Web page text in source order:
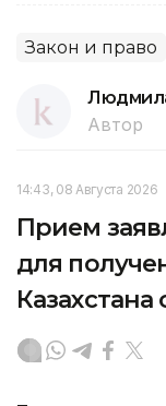
Закон и право
Автор
14:43, 08 Августа 2026
Прием
для
Казахстана